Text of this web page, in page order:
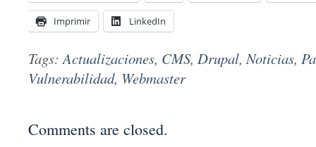
Imprimir LinkedIn
Tags:Actualizaciones, CMS, Drupal,Noticias,
Vulnerabilidad, Webmaster
Comments are closed.